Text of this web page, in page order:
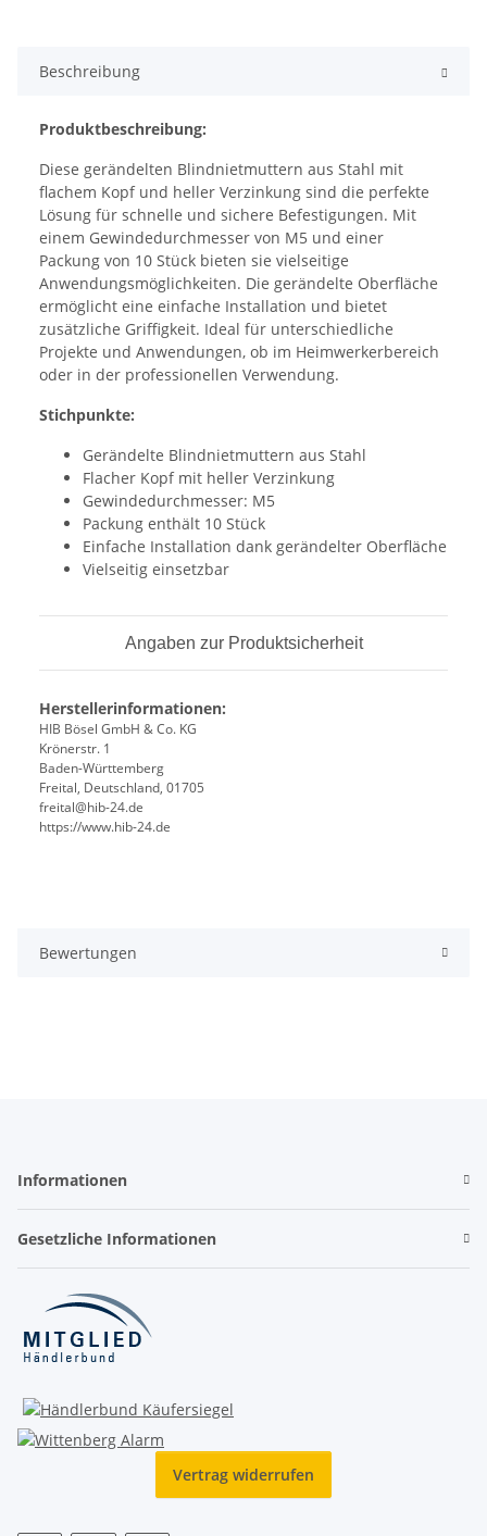
Beschreibung
Produktbeschreibung:
Diese gerändelten Blindnietmuttern aus Stahl mit
flachem Kopf und heller Verzinkung sind die perfekte
Lösung für schnelle und sichere Befestigungen. Mit
einem Gewindedurchmesser von M5 und einer
Packung von 10 Stück bieten sie vielseitige
Anwendungsmöglichkeiten. Die gerändelte Oberfläche
ermöglicht eine einfache Installation und bietet
zusätzliche Griffigkeit. Ideal für unterschiedliche
Projekte und Anwendungen, ob im Heimwerkerbereich
oder in der professionellen Verwendung.
Stichpunkte:
Gerändelte Blindnietmuttern aus Stahl
Flacher Kopf mit heller Verzinkung
Gewindedurchmesser: M5
Packung enthält 10 Stück
Einfache Installation dank gerändelter Oberfläche
Vielseitig einsetzbar
Angaben zur Produktsicherheit
Herstellerinformationen:
HIB Bösel GmbH & Co. KG
Krönerstr. 1
Baden-Württemberg
Freital, Deutschland, 01705
freital@hib-24.de
https://www.hib-24.de
Bewertungen
Informationen
Gesetzliche Informationen
Vertrag widerrufen